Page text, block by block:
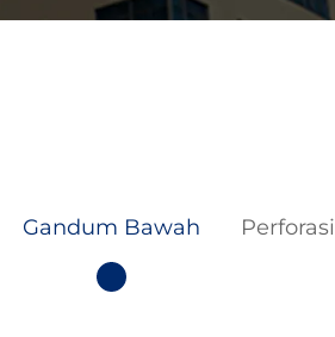
Gandum Bawah Perforasi